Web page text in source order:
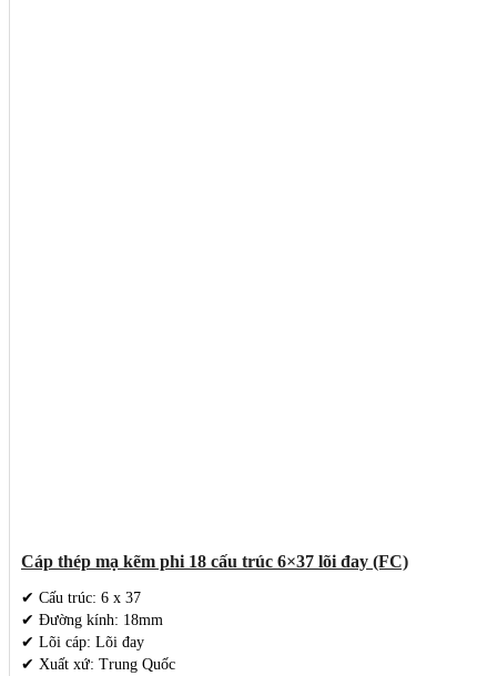
Cáp thép mạ kẽm phi 18 cấu trúc 6×37 lõi đay (FC)
✔ Cấu trúc: 6 x 37
✔ Đường kính: 18mm
✔ Lõi cáp: Lõi đay
✔ Xuất xứ: Trung Quốc